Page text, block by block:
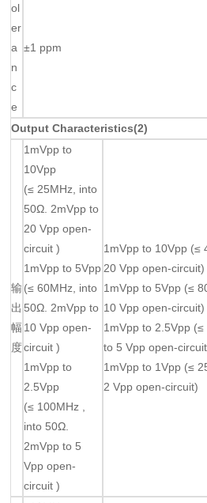
ol
er
a
n
c
e
±1 ppm
Output Characteristics(2)
输
出
幅
度
1mVpp to
10Vpp
(≤ 25MHz, into
50Ω. 2mVpp to
20 Vpp open-
circuit )
1mVpp to 5Vpp
(≤ 60MHz, into
50Ω. 2mVpp to
10 Vpp open-
circuit )
1mVpp to
2.5Vpp
(≤ 100MHz ,
into 50Ω.
2mVpp to 5
Vpp open-
circuit )
1mVpp to 10Vpp (≤
20 Vpp open-circuit)
1mVpp to 5Vpp (≤
10 Vpp open-circuit)
1mVpp to 2.5Vpp
to 5 Vpp open-
1mVpp to 1Vpp (≤
2 Vpp open-circuit)